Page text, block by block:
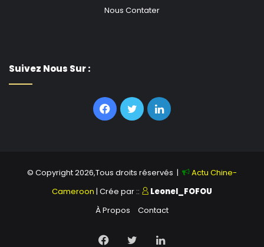
Nous Contater
Suivez Nous Sur :
Facebook
TwitterLinkedin
© Copyright 2026,Tous droits réservés |
Actu Chine-
Cameroon | Crée par ::
Leonel_FOFOU
À Propos
Contact
Facebook
TwitterLinkedin